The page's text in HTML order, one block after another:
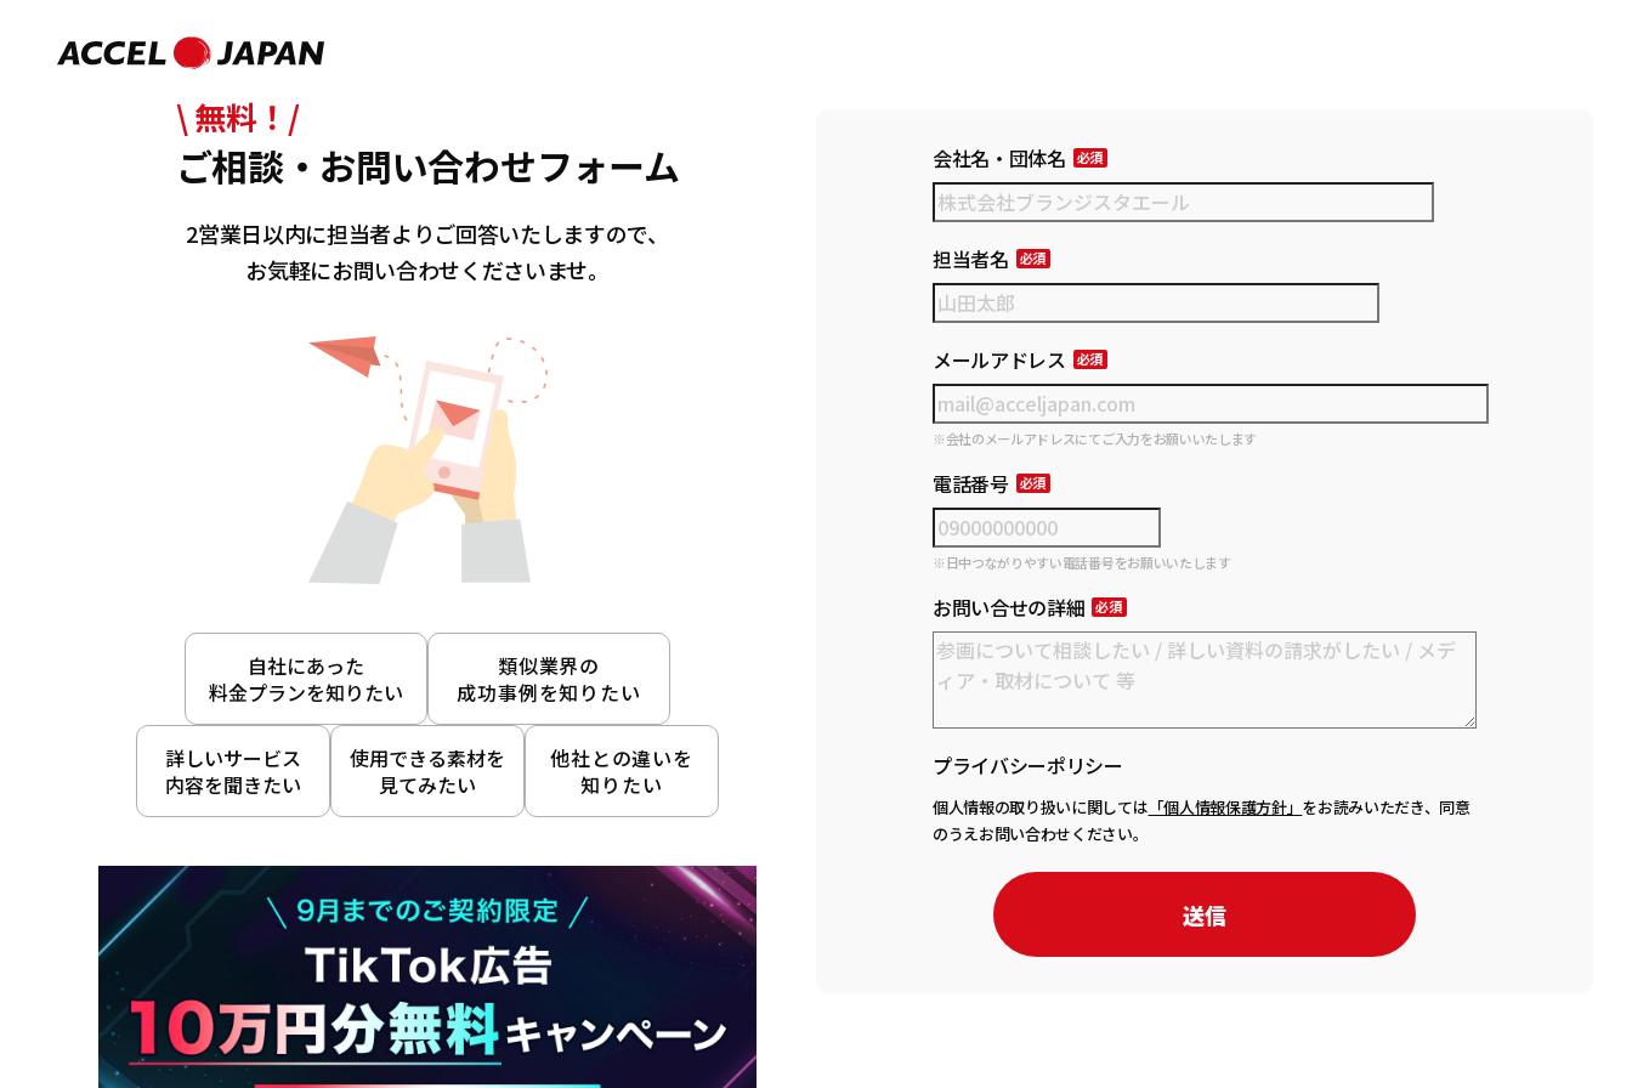
\ 無料！/
ご相談・お問い合わせフォーム
2営業日以内に担当者よりご回答いたしますので、
お気軽にお問い合わせくださいませ。
自社にあった
料金プランを知りたい
類似業界の
成功事例を知りたい
詳しいサービス
内容を聞きたい
使用できる素材を
見てみたい
他社との違いを
知りたい
会社名・団体名
担当者名
メールアドレス
※会社のメールアドレスにてご入力をお願いいたします
電話番号
※日中つながりやすい電話番号をお願いいたします
お問い合せの詳細
プライバシーポリシー
個人情報の取り扱いに関しては 「個人情報保護方針」 をお読みいただき、同意
のうえお問い合わせください。